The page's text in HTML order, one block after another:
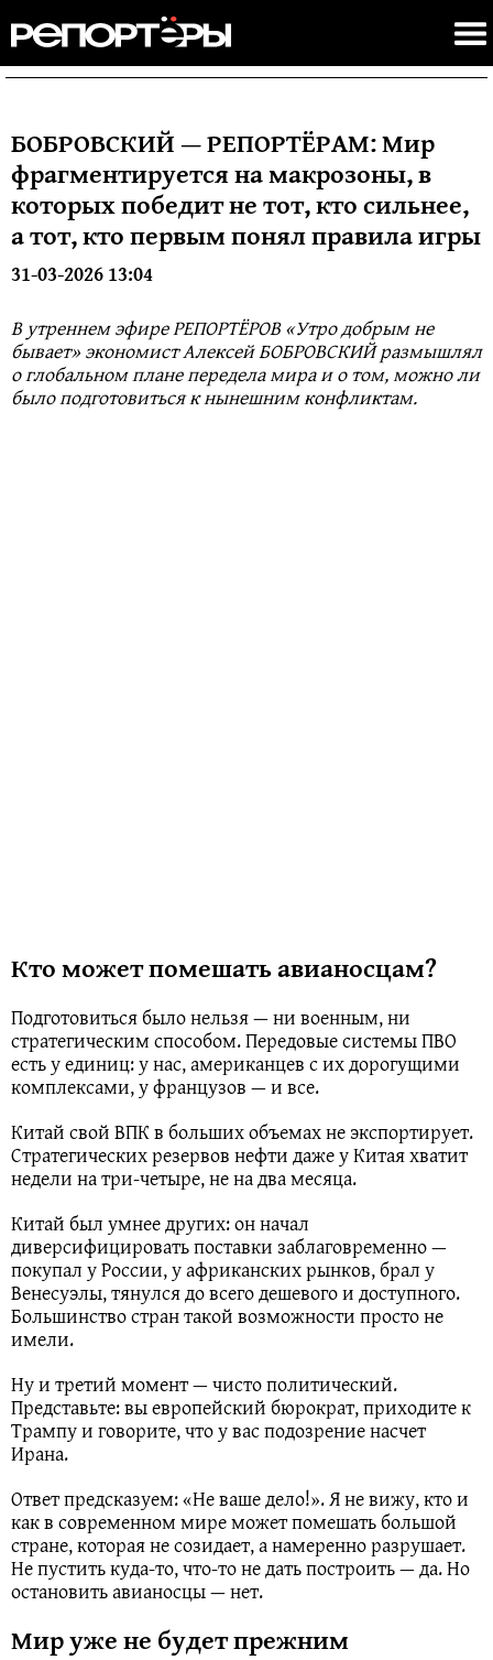
БОБРОВСКИЙ — РЕПОРТЁРАМ: Мир
фрагментируется на макрозоны, в
которых победит не тот, кто сильнее,
а тот, кто первым понял правила игры
31-03-2026 13:04
В утреннем эфире РЕПОРТЁРОВ «Утро добрым не
бывает» экономист Алексей БОБРОВСКИЙ размышлял
о глобальном плане передела мира и о том, можно ли
было подготовиться к нынешним конфликтам.
Кто может помешать авианосцам?
Подготовиться было нельзя — ни военным, ни
стратегическим способом. Передовые системы ПВО
есть у единиц: у нас, американцев с их дорогущими
комплексами, у французов — и все.
Китай свой ВПК в больших объемах не экспортирует.
Стратегических резервов нефти даже у Китая хватит
недели на три-четыре, не на два месяца.
Китай был умнее других: он начал
диверсифицировать поставки заблаговременно —
покупал у России, у африканских рынков, брал у
Венесуэлы, тянулся до всего дешевого и доступного.
Большинство стран такой возможности просто не
имели.
Ну и третий момент — чисто политический.
Представьте: вы европейский бюрократ, приходите к
Трампу и говорите, что у вас подозрение насчет
Ирана.
Ответ предсказуем: «Не ваше дело!». Я не вижу, кто и
как в современном мире может помешать большой
стране, которая не созидает, а намеренно разрушает.
Не пустить куда-то, что-то не дать построить — да. Но
остановить авианосцы — нет.
Мир уже не будет прежним